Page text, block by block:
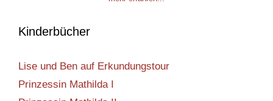
Kinderbücher
Lise und Ben auf Erkundungstour
Prinzessin Mathilda I